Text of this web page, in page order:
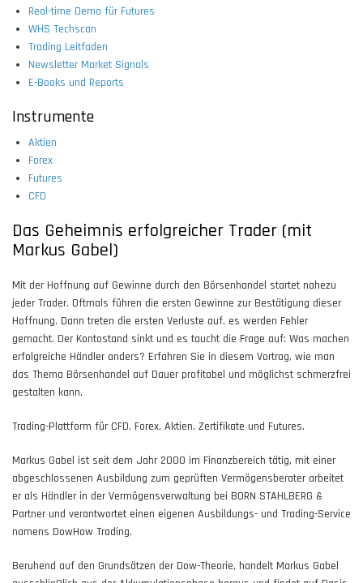
Real-time Demo für Futures
WHS Techscan
Trading Leitfaden
Newsletter Market Signals
E-Books und Reports
Instrumente
Aktien
Forex
Futures
CFD
Das Geheimnis erfolgreicher Trader (mit
Markus Gabel)
Mit der Hoffnung auf Gewinne durch den Börsenhandel startet nahezu
jeder Trader. Oftmals führen die ersten Gewinne zur Bestätigung dieser
Hoffnung. Dann treten die ersten Verluste auf, es werden Fehler
gemacht. Der Kontostand sinkt und es taucht die Frage auf: Was machen
erfolgreiche Händler anders? Erfahren Sie in diesem Vortrag, wie man
das Thema Börsenhandel auf Dauer profitabel und möglichst schmerzfrei
gestalten kann.
Trading-Plattform für CFD, Forex, Aktien, Zertifikate und Futures.
Markus Gabel ist seit dem Jahr 2000 im Finanzbereich tätig, mit einer
abgeschlossenen Ausbildung zum geprüften Vermögensberater arbeitet
er als Händler in der Vermögensverwaltung bei BORN STAHLBERG &
Partner und verantwortet einen eigenen Ausbildungs- und Trading-Service
namens DowHow Trading.
Beruhend auf den Grundsätzen der Dow-Theorie, handelt Markus Gabel